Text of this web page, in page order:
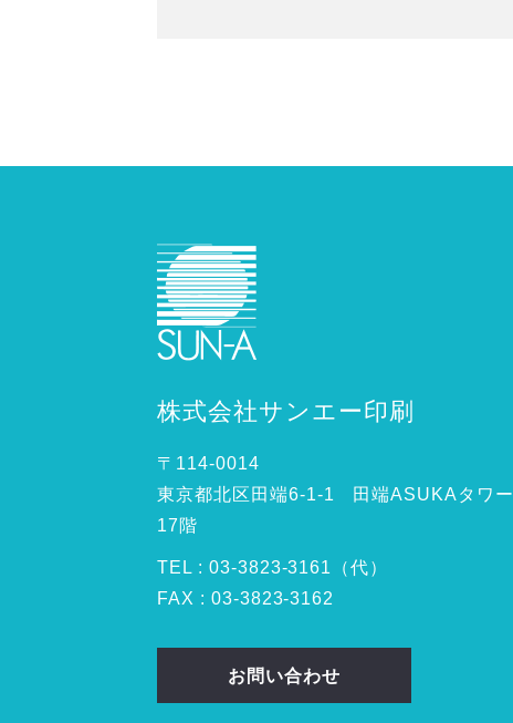
株式会社サンエー印刷
〒114-0014
東京都北区田端6-1-1 田端ASUKAタワー
17階
TEL : 03-3823-3161（代）
FAX : 03-3823-3162
お問い合わせ